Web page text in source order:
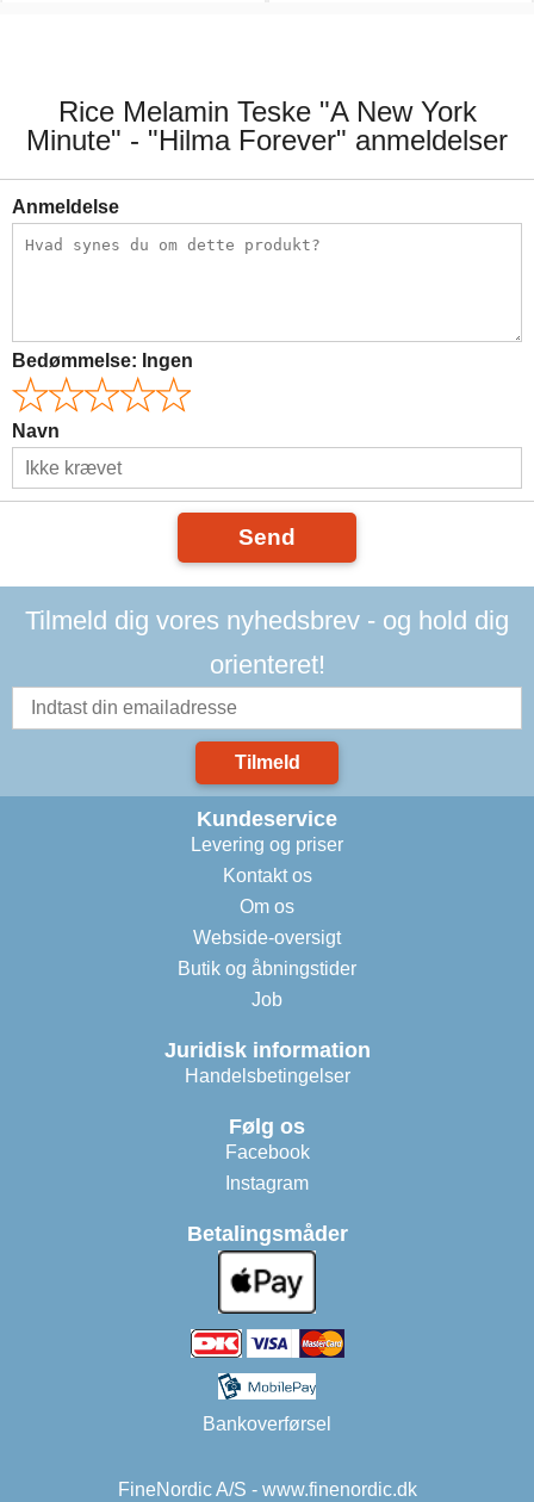
Rice Melamin Teske "A New York
Minute" - "Hilma Forever" anmeldelser
Anmeldelse
Bedømmelse: Ingen
Navn
Send
Tilmeld dig vores nyhedsbrev - og hold dig
orienteret!
Tilmeld
Kundeservice
Levering og priser
Kontakt os
Om os
Webside-oversigt
Butik og åbningstider
Job
Juridisk information
Handelsbetingelser
Følg os
Facebook
Instagram
Betalingsmåder
Bankoverførsel
FineNordic A/S - www.finenordic.dk